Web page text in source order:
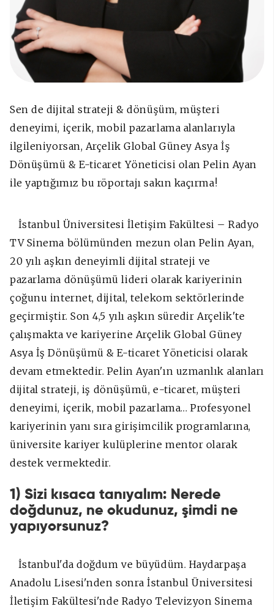
Sen de dijital strateji & dönüşüm, müşteri
deneyimi, içerik, mobil pazarlama alanlarıyla
ilgileniyorsan, Arçelik Global Güney Asya İş
Dönüşümü & E-ticaret Yöneticisi olan Pelin Ayan
ile yaptığımız bu röportajı sakın kaçırma!
İstanbul Üniversitesi İletişim Fakültesi – Radyo
TV Sinema bölümünden mezun olan Pelin Ayan,
20 yılı aşkın deneyimli dijital strateji ve
pazarlama dönüşümü lideri olarak kariyerinin
çoğunu internet, dijital, telekom sektörlerinde
geçirmiştir. Son 4,5 yılı aşkın süredir Arçelik'te
çalışmakta ve kariyerine Arçelik Global Güney
Asya İş Dönüşümü & E-ticaret Yöneticisi olarak
devam etmektedir. Pelin Ayan'ın uzmanlık alanları
dijital strateji, iş dönüşümü, e-ticaret, müşteri
deneyimi, içerik, mobil pazarlama… Profesyonel
kariyerinin yanı sıra girişimcilik programlarına,
üniversite kariyer kulüplerine mentor olarak
destek vermektedir.
1) Sizi kısaca tanıyalım: Nerede
doğdunuz, ne okudunuz, şimdi ne
yapıyorsunuz?
İstanbul'da doğdum ve büyüdüm. Haydarpaşa
Anadolu Lisesi'nden sonra İstanbul Üniversitesi
İletişim Fakültesi'nde Radyo Televizyon Sinema